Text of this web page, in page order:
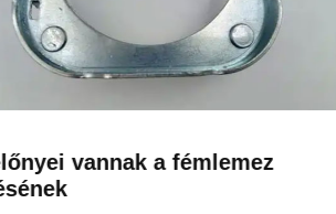
Mi a CNC fém megmunkálása
2024-12-07